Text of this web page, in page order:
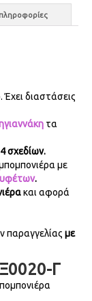
διαστάσεις
τα
σχεδίων.
με
.
και αφορά
παραγγελίας με
Γ